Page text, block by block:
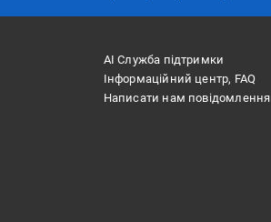
АІ Служба підтримки
Інформаційний центр, FAQ
Написати нам повідомлення